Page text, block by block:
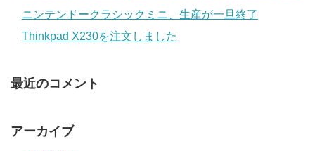
ニンテンドークラシックミニ、生産が一旦終了
Thinkpad X230を注文しました
最近のコメント
アーカイブ